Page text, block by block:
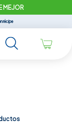
MEJOR
récipe